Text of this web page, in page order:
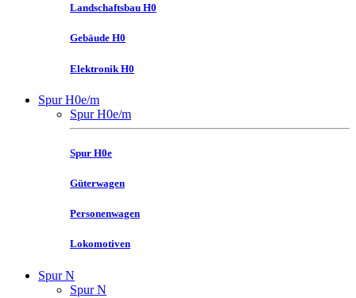
Landschaftsbau H0
Gebäude H0
Elektronik H0
Spur H0e/m
Spur H0e/m
Spur H0e
Güterwagen
Personenwagen
Lokomotiven
Spur N
Spur N